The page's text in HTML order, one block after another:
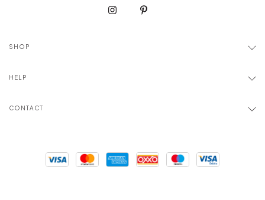
SHOP
HELP
CONTACT